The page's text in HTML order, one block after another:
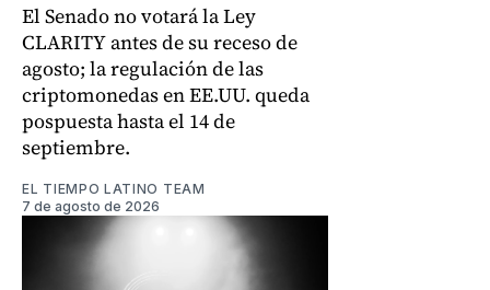
El Senado no votará la Ley
CLARITY antes de su receso de
agosto; la regulación de las
criptomonedas en EE.UU. queda
pospuesta hasta el 14 de
septiembre.
EL TIEMPO LATINO TEAM
7 de agosto de 2026